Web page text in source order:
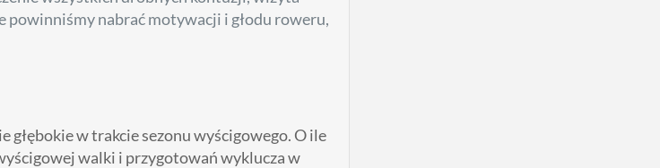
powinniśmy nabrać motywacji i głodu roweru,
głębokie w trakcie sezonu wyścigowego. O ile
walki i przygotowań wyklucza w